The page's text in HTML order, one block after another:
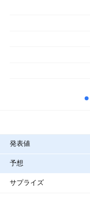
発表値
予想
サプライズ